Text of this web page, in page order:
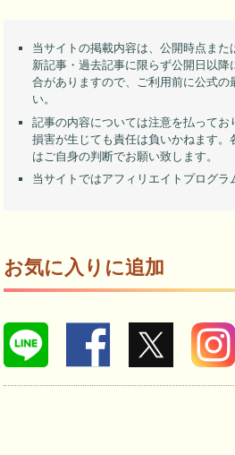
当サイトの掲載内容は、公開時点ま
新記事・過去記事に限らず公開日以
合がありますので、ご利用前に公式の
い。
記事の内容については注意を払ってお
損害が生じても責任は負いかねます。
はご自身の判断でお願い致します。
当サイトではアフィリエイトプログラ
お気に入りに追加